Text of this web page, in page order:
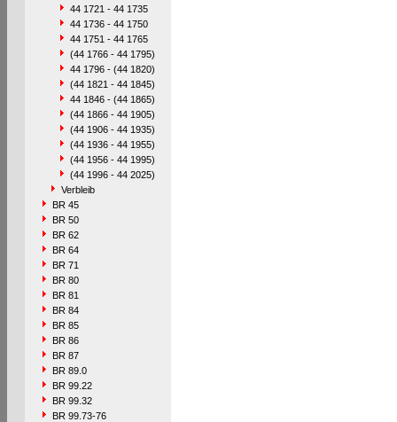
44 1721 - 44 1735
44 1736 - 44 1750
44 1751 - 44 1765
(44 1766 - 44 1795)
44 1796 - (44 1820)
(44 1821 - 44 1845)
44 1846 - (44 1865)
(44 1866 - 44 1905)
(44 1906 - 44 1935)
(44 1936 - 44 1955)
(44 1956 - 44 1995)
(44 1996 - 44 2025)
Verbleib
BR 45
BR 50
BR 62
BR 64
BR 71
BR 80
BR 81
BR 84
BR 85
BR 86
BR 87
BR 89.0
BR 99.22
BR 99.32
BR 99.73-76